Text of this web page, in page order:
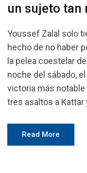
un sujeto tan
Youssef Zalal solo
hecho de no haber
la pelea coestelar
noche del sábado,
victoria más notable
tres asaltos a Kattar
Read More